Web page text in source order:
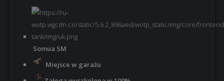
Somua SM
Miejsce w garażu